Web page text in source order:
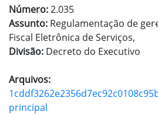
Número:2.035
Assunto: Regulamentação de
Fiscal Eletrônica de Serviços,
Divisão: Decreto do Executivo
Arquivos:
principal